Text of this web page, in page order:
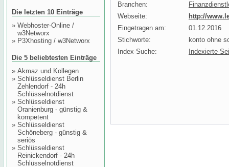
Die letzten 10 Einträge
» Webhoster-Online /
w3Networx
» P3Xhosting / w3Networx
Die 5 beliebtesten Einträge
» Akmaz und Kollegen
» Schlüsseldienst Berlin
Zehlendorf - 24h
Schlüsselnotdienst
» Schlüsseldienst
Oranienburg - günstig &
kompetent
» Schlüsseldienst
Schöneberg - günstig &
seriös
» Schlüsseldienst
Reinickendorf - 24h
Schlüsselnotdienst
Branchen:
Webseite:
http://
Eingetragen am:
01.12.2016
Stichworte:
konto ohne
Index-Suche:
Indexierte